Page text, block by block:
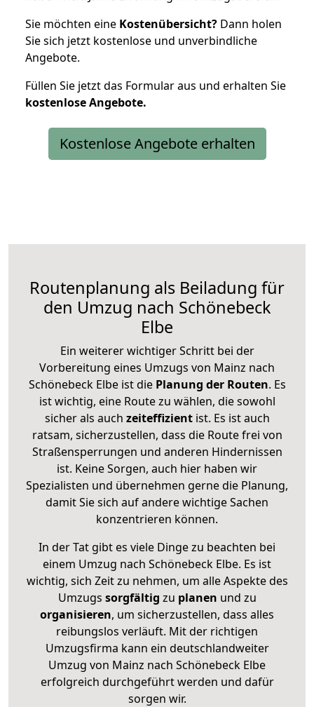
Sie möchten eine Kostenübersicht? Dann holen
Sie sich jetzt kostenlose und unverbindliche
Angebote.
Füllen Sie jetzt das Formular aus und erhalten Sie
kostenloseAngebote.
Kostenlose Angebote erhalten
Routenplanung als Beiladung für
den Umzug nach Schönebeck
Elbe
Ein weiterer wichtiger Schritt bei der
Vorbereitung eines Umzugs von Mainz nach
Schönebeck Elbe ist diePlanung der Routen. Es
ist wichtig, eine Route zu wählen, die sowohl
sicher als auch zeiteffizientist. Es ist auch
ratsam, sicherzustellen, dass die Route frei von
Straßensperrungen und anderen Hindernissen
ist. Keine Sorgen, auch hier haben wir
Spezialisten und übernehmen gerne die Planung,
damit Sie sich auf andere wichtige Sachen
konzentrieren können.
In der Tat gibt es viele Dinge zu beachten bei
einem Umzug nach Schönebeck Elbe. Es ist
wichtig, sich Zeit zu nehmen, um alle Aspekte des
Umzugs sorgfältig zu planen und zu
organisieren, um sicherzustellen, dass alles
reibungslos verläuft. Mit der richtigen
Umzugsfirma kann ein deutschlandweiter
Umzug von Mainz nach Schönebeck Elbe
erfolgreich durchgeführt werden und dafür
sorgen wir.